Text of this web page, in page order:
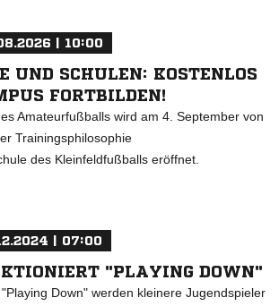
| 10:00
UND SCHULEN: KOSTENLOS
FORTBILDEN!
Amateurfußballs wird am 4. September von
Trainingsphilosophie
des Kleinfeldfußballs eröffnet.
| 07:00
"PLAYING DOWN"
Down" werden kleinere Jugendspieler